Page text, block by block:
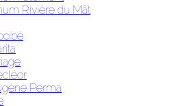
Rivière du Mât
Perma